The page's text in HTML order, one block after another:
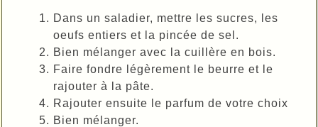
Dans un saladier, mettre les sucres, les
oeufs entiers et la pincée de sel.
Bien mélanger avec la cuillère en bois.
Faire fondre légèrement le beurre et le
rajouter à la pâte.
Rajouter ensuite le parfum de votre choix
Bien mélanger.